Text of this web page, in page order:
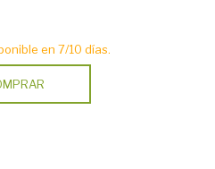
en 7/10 días.